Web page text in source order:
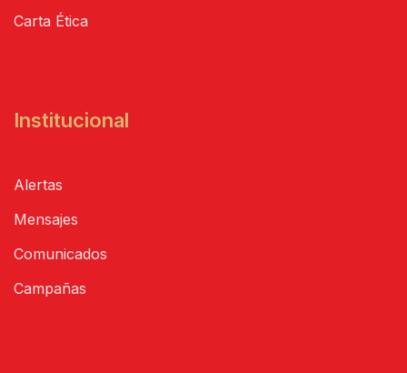
Carta Ética
Institucional
Alertas
Mensajes
Comunicados
Campañas